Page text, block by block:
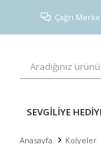
Çağrı
SEVGİLİYE
Anasayfa Kolyeler